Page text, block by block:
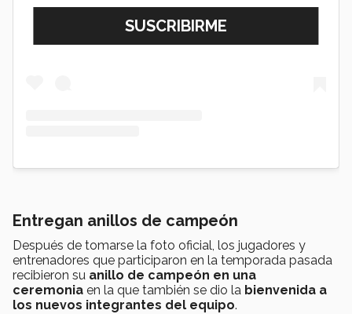
Entregan anillos de campeón
Después de tomarse la foto oficial, los jugadores y
entrenadores que participaron en la temporada pasada
recibieron su anillo de campeón en una
ceremonia en la que también se dio la bienvenida a
los nuevos integrantes del equipo.